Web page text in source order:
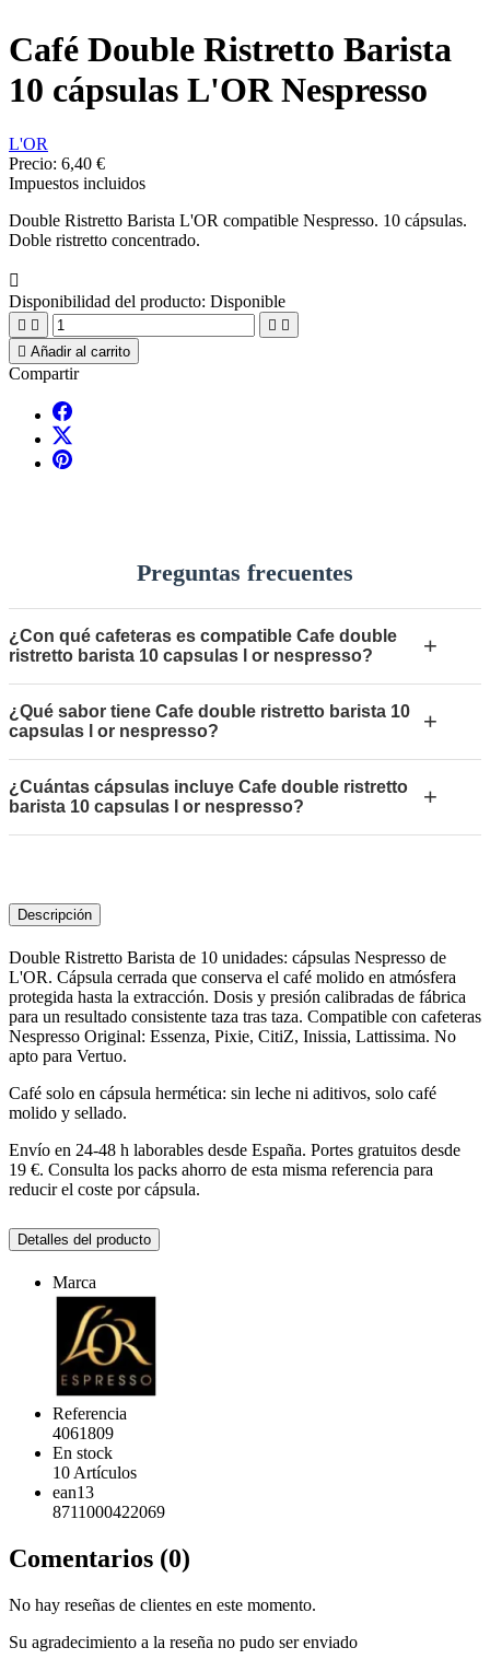
Café Double Ristretto Barista
10 cápsulas L'OR Nespresso
L'OR
Precio: 6,40 €
Impuestos incluidos
Double Ristretto Barista L'OR compatible Nespresso. 10 cápsulas.
Doble ristretto concentrado.

Disponibilidad del producto: Disponible
   
 Añadir al carrito
Compartir
Preguntas frecuentes
¿Con qué cafeteras es compatible Cafe double
ristretto barista 10 capsulas l or nespresso?
+
¿Qué sabor tiene Cafe double ristretto barista 10
capsulas l or nespresso?
+
¿Cuántas cápsulas incluye Cafe double ristretto
barista 10 capsulas l or nespresso?
+
Descripción
Double Ristretto Barista de 10 unidades: cápsulas Nespresso de
L'OR. Cápsula cerrada que conserva el café molido en atmósfera
protegida hasta la extracción. Dosis y presión calibradas de fábrica
para un resultado consistente taza tras taza. Compatible con cafeteras
Nespresso Original: Essenza, Pixie, CitiZ, Inissia, Lattissima. No
apto para Vertuo.
Café solo en cápsula hermética: sin leche ni aditivos, solo café
molido y sellado.
Envío en 24-48 h laborables desde España. Portes gratuitos desde
19 €. Consulta los packs ahorro de esta misma referencia para
reducir el coste por cápsula.
Detalles del producto
Marca
Referencia
4061809
En stock
10 Artículos
ean13
8711000422069
Comentarios (0)
No hay reseñas de clientes en este momento.
Su agradecimiento a la reseña no pudo ser enviado